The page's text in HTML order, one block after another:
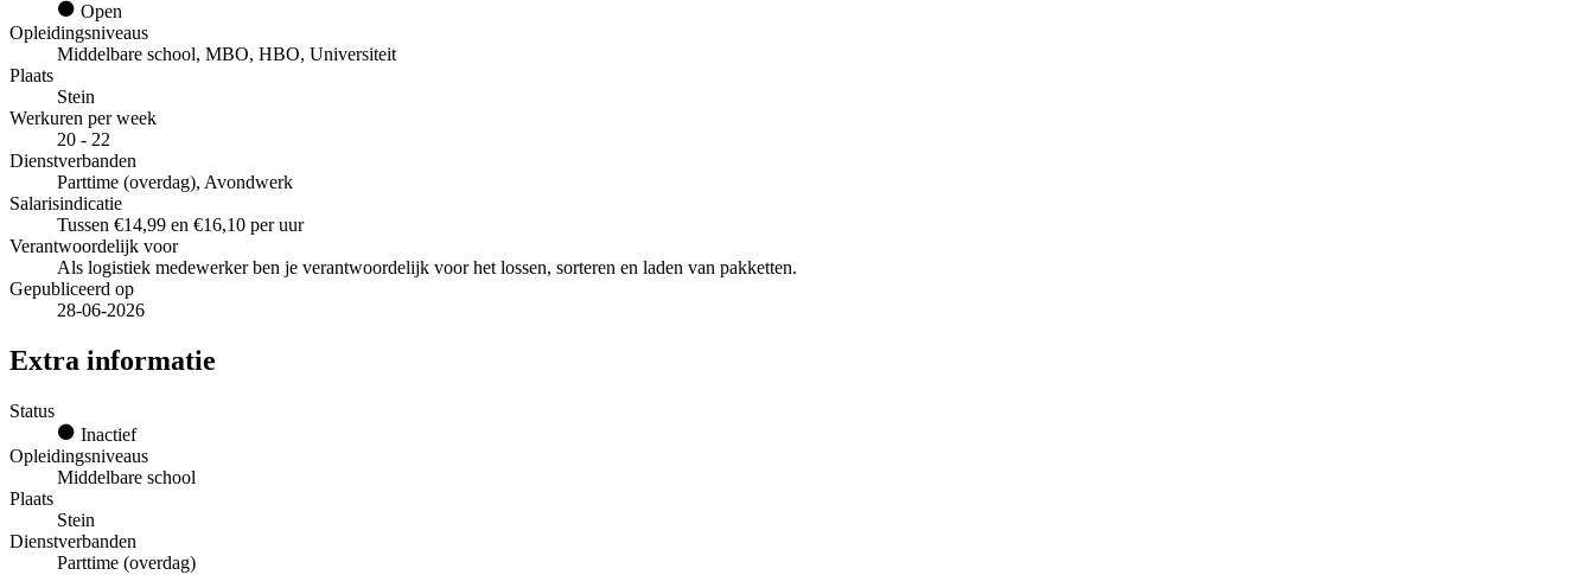
Open
Opleidingsniveaus
Middelbare school, MBO, HBO, Universiteit
Plaats
Stein
Werkuren per week
20 - 22
Dienstverbanden
Parttime (overdag), Avondwerk
Salarisindicatie
Tussen €14,99 en €16,10 per uur
Verantwoordelijk voor
Als logistiek medewerker ben je verantwoordelijk voor het lossen, sorteren en laden van pakketten.
Gepubliceerd op
28-06-2026
Extra informatie
Status
Inactief
Opleidingsniveaus
Middelbare school
Plaats
Stein
Dienstverbanden
Parttime (overdag)